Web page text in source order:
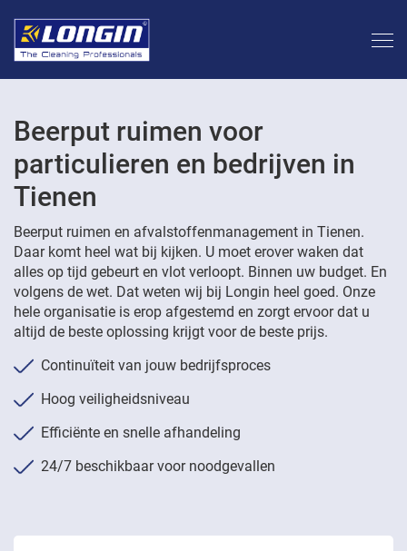
Beerput ruimen voor
particulieren en bedrijven in
Tienen
Beerput ruimen en afvalstoffenmanagement in Tienen.
Daar komt heel wat bij kijken. U moet erover waken dat
alles op tijd gebeurt en vlot verloopt. Binnen uw budget. En
volgens de wet. Dat weten wij bij Longin heel goed. Onze
hele organisatie is erop afgestemd en zorgt ervoor dat u
altijd de beste oplossing krijgt voor de beste prijs.
Continuïteit van jouw bedrijfsproces
Hoog veiligheidsniveau
Efficiënte en snelle afhandeling
24/7 beschikbaar voor noodgevallen